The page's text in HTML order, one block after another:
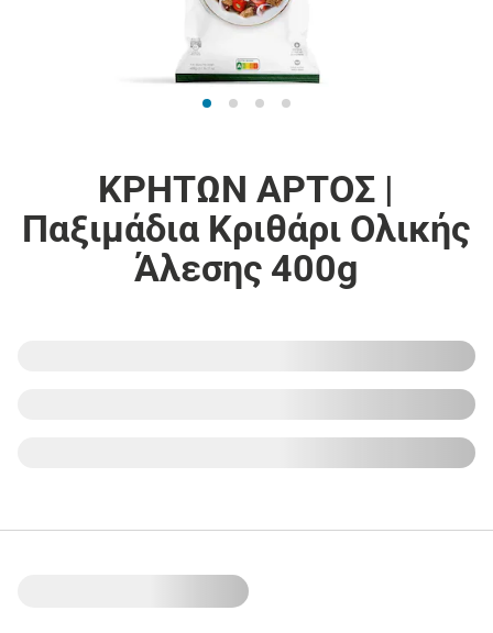
ΚΡΗΤΩΝ ΑΡΤΟΣ |
Παξιμάδια Κριθάρι Ολικής
Άλεσης 400g